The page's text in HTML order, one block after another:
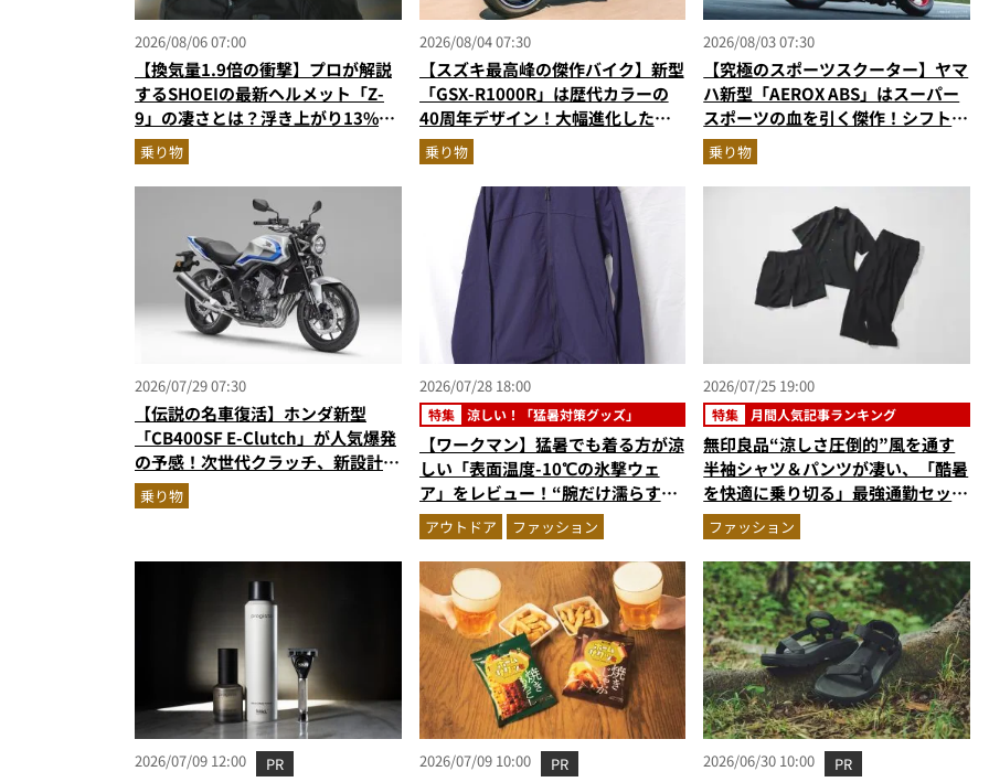
2026/08/06 07:00
【換気量1.9倍の衝撃】プロが解説
するSHOEIの最新ヘルメット「Z-
9」の凄さとは？浮き上がり13%減
で高速ライドも超快適な傑作フルフ
ェイス
乗り物
2026/08/04 07:30
【スズキ最高峰の傑作バイク】新型
「GSX-R1000R」は歴代カラーの
40周年デザイン！大幅進化した至
高のスーパースポーツを乗り物ライ
ターが解説
乗り物
2026/08/03 07:30
【究極のスポーツスクーター】ヤマ
ハ新型「AEROX ABS」はスーパー
スポーツの血を引く傑作！シフトダ
ウン可能で街乗りからツーリングま
で最強
乗り物
2026/07/29 07:30
【伝説の名車復活】ホンダ新型
「CB400SF E-Clutch」が人気爆発
の予感！次世代クラッチ、新設計の
直列4気筒エンジン搭載
乗り物
2026/07/28 18:00
特集 涼しい！「猛暑対策グッズ」
【ワークマン】猛暑でも着る方が涼
しい「表面温度-10℃の氷撃ウェ
ア」をレビュー！“腕だけ濡らすの
が正解”の気化冷却機能が凄い
アウトドア ファッション
2026/07/25 19:00
特集 月間人気記事ランキング
無印良品“涼しさ圧倒的”風を通す
半袖シャツ＆パンツが凄い、「酷暑
を快適に乗り切る」最強通勤セット
アップ…ほか【涼感ウェアの人気記
事ランキングベスト3】（2026年6
月版）
ファッション
2026/07/09 12:00 PR 2026/07/09 10:00 PR 2026/06/30 10:00 PR